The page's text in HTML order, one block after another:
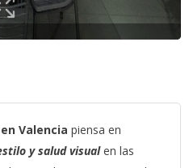
Valencia piensa en
y salud visualen las